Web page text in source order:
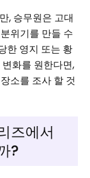
, 승무원은 고대
위기를 만들 수
한 영지 또는 황
화를 원한다면,
소를 조사 할 것
즈에서
?